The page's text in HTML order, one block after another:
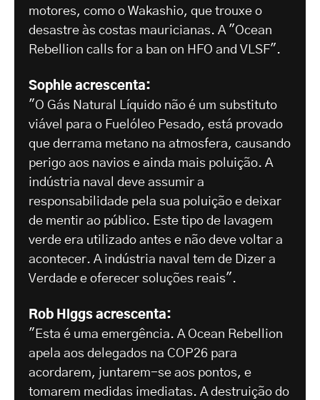
motores, como o Wakashio, que trouxe o
desastre às costas mauricianas. A "Ocean
Rebellion calls for a ban on HFO and VLSF".
Sophie acrescenta:
"O Gás Natural Líquido não é um substituto
viável para o Fuelóleo Pesado, está provado
que derrama metano na atmosfera, causando
perigo aos navios e ainda mais poluição. A
indústria naval deve assumir a
responsabilidade pela sua poluição e deixar
de mentir ao público. Este tipo de lavagem
verde era utilizado antes e não deve voltar a
acontecer. A indústria naval tem de Dizer a
Verdade e oferecer soluções reais".
Rob Higgs acrescenta:
"Esta é uma emergência. A Ocean Rebellion
apela aos delegados na COP26 para
acordarem, juntarem-se aos pontos, e
tomarem medidas imediatas. A destruição do